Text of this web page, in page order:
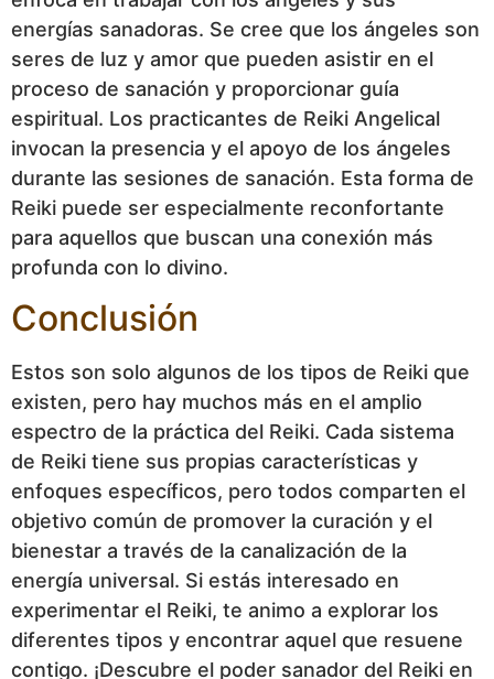
energías sanadoras. Se cree que los ángeles son
seres de luz y amor que pueden asistir en el
proceso de sanación y proporcionar guía
espiritual. Los practicantes de Reiki Angelical
invocan la presencia y el apoyo de los ángeles
durante las sesiones de sanación. Esta forma de
Reiki puede ser especialmente reconfortante
para aquellos que buscan una conexión más
profunda con lo divino.
Conclusión
Estos son solo algunos de los tipos de Reiki que
existen, pero hay muchos más en el amplio
espectro de la práctica del Reiki. Cada sistema
de Reiki tiene sus propias características y
enfoques específicos, pero todos comparten el
objetivo común de promover la curación y el
bienestar a través de la canalización de la
energía universal. Si estás interesado en
experimentar el Reiki, te animo a explorar los
diferentes tipos y encontrar aquel que resuene
contigo. ¡Descubre el poder sanador del Reiki en